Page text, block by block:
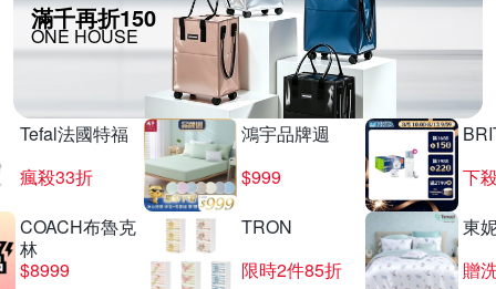
滿千再折150
ONE HOUSE
Tefal法國特福
瘋殺33折
鴻宇品牌週
$999
下
COACH布魯克
林
$8999
TRON
限時2件85折
東
贈